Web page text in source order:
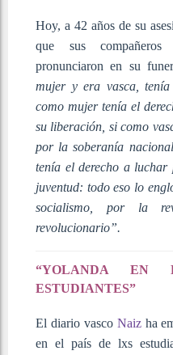
Hoy, a 42 años de su
que sus
pronunciaron en su
mujer y era vasca,
como mujer tenía el
su liberación, si como
por la soberanía
tenía el derecho a
juventud: todo eso lo
socialismo, por la
revolucionario”.
“YOLANDA
ESTUDIANTES”
El diario vasco Naizha
en el país de lxs